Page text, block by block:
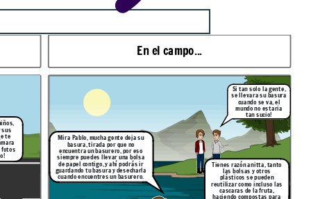
En el campo...
sus
te
fotos
Si tan solo la gente,
se llevara su basura
cuando se va, el
mundo no estaria
tan sucio!
Mira Pablo, mucha gente deja su
basura, tirada por que no
encuentra un basurero, por eso
siempre puedes llevar una bolsa
de papel contigo, y ahí podrás ir
guardando tu basura y desecharla
cuando encuentres un basurero.
Tienes razón anitta, tanto
las bolsas y otros
plásticos se pueden
reutilizar como incluso las
cascaras de la fruta,
haciendo compostas para